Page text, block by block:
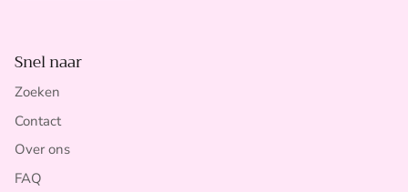
Snel naar
Zoeken
Contact
Over ons
FAQ